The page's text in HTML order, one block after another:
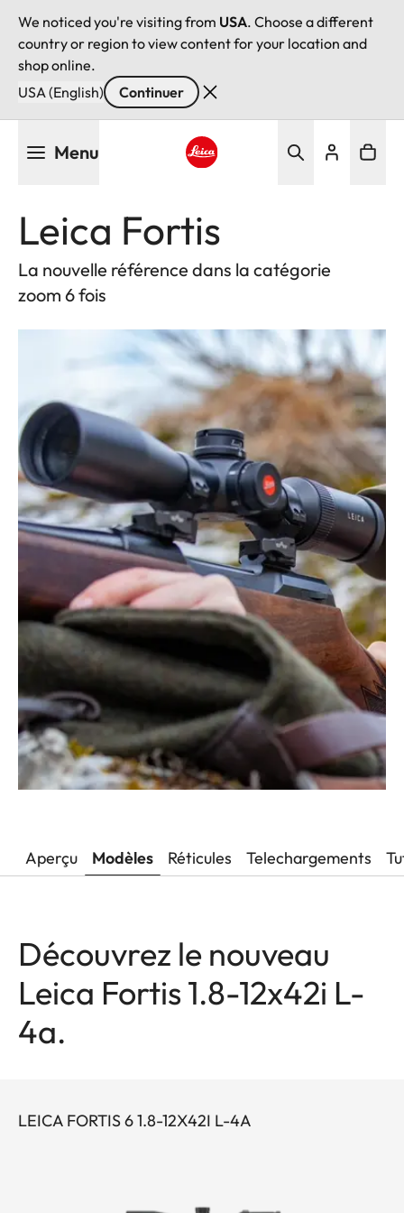
We noticed you're visiting from USA. Choose a different
country or region to view content for your location and
shop online.
USA (English)
Continuer
Menu
Leica Fortis
La nouvelle référence dans la catégorie
zoom 6 fois
Aperçu Modèles Réticules Telechargements
Découvrez le nouveau
Leica Fortis 1.8-12x42i L-
4a.
LEICA FORTIS 6 1.8-12X42I L-4A